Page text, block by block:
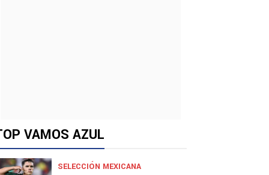
VAMOS AZUL
SELECCIÓN MEXICANA